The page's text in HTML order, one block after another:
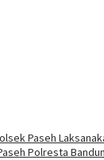
Paseh
Polresta